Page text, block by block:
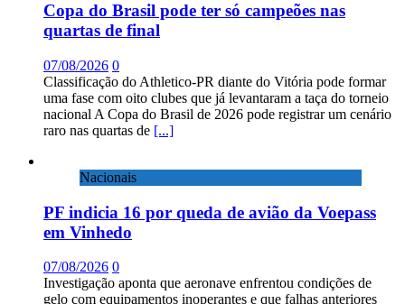
Copa do Brasil pode ter só campeões nas
quartas de final
07/08/2026 0
Classificação do Athletico-PR diante do Vitória pode formar
uma fase com oito clubes que já levantaram a taça do torneio
nacional A Copa do Brasil de 2026 pode registrar um cenário
raro nas quartas de [...]
Nacionais
PF indicia 16 por queda de avião da Voepass
em Vinhedo
07/08/2026 0
Investigação aponta que aeronave enfrentou condições de
gelo com equipamentos inoperantes e que falhas anteriores